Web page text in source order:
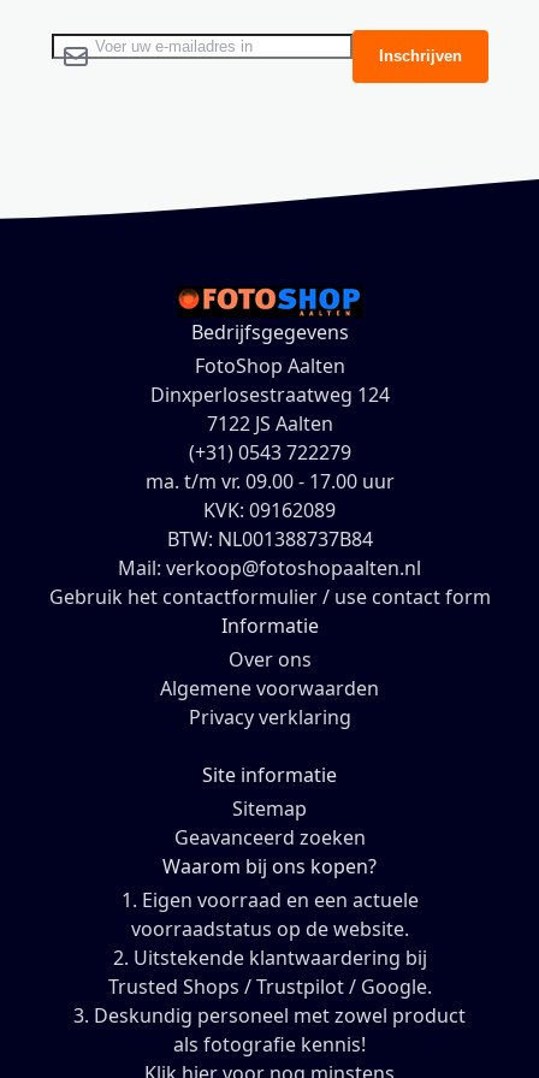
Abonneer u op onze nieuwsbrief Inschrijven
Bedrijfsgegevens
FotoShop Aalten
Dinxperlosestraatweg 124
7122 JS Aalten
(+31) 0543 722279
ma. t/m vr. 09.00 - 17.00 uur
KVK: 09162089
BTW: NL001388737B84
Mail: verkoop@fotoshopaalten.nl
Gebruik het contactformulier / use contact form
Informatie
Over ons
Algemene voorwaarden
Privacy verklaring
Site informatie
Sitemap
Geavanceerd zoeken
Waarom bij ons kopen?
1. Eigen voorraad en een actuele
voorraadstatus op de website.
2. Uitstekende klantwaardering bij
Trusted Shops / Trustpilot / Google.
3. Deskundig personeel met zowel product
als fotografie kennis!